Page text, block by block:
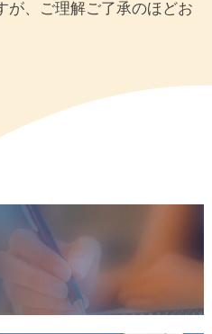
が、ご理解ご了承のほどお